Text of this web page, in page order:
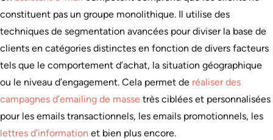
constituent pas un groupe monolithique. Il utilise des
techniques de segmentation avancées pour diviser la base de
clients en catégories distinctes en fonction de divers facteurs
tels que le comportement d’achat, la situation géographique
ou le niveau d’engagement. Cela permet de réaliser des
campagnes d’emailing de masse très ciblées et personnalisées
pour les emails transactionnels, les emails promotionnels, les
lettres d’information et bien plus encore.